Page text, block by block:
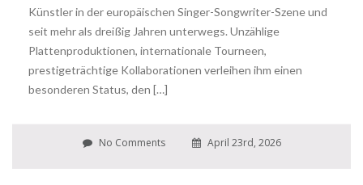
Künstler in der europäischen Singer-Songwriter-Szene und
seit mehr als dreißig Jahren unterwegs. Unzählige
Plattenproduktionen, internationale Tourneen,
prestigeträchtige Kollaborationen verleihen ihm einen
besonderen Status, den […]
No Comments April 23rd, 2026